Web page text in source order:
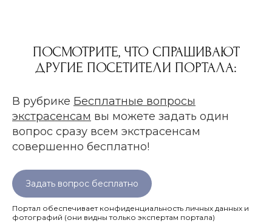
ПОСМОТРИТЕ, ЧТО СПРАШИВАЮТ
ДРУГИЕ ПОСЕТИТЕЛИ ПОРТАЛА:
В рубрике Бесплатные вопросы
экстрасенсам вы можете задать один
вопрос сразу всем экстрасенсам
совершенно бесплатно!
Задать вопрос бесплатно
Портал обеспечивает конфиденциальность личных данных и
фотографий (они видны только экспертам портала)